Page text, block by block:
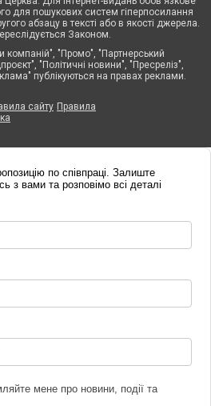
для пошукових систем гіперпосилання
абзацу в тексті або в якості джерела.
Законом.
"Промо", "Партнерський
"Політичні новини", "Пресреліз",
публікуються на правах реклами.
сайту Правила
по співпраці. Залиште
з вами та розповімо всі деталі
мене про новини, події та